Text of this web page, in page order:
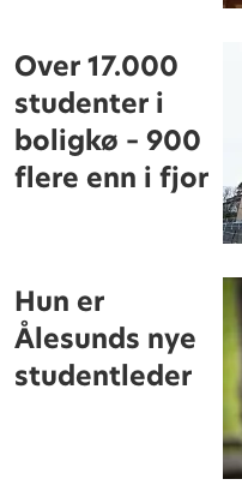
Over 17.000
studenter i
boligkø – 900
flere enn i fjor
Hun er
Ålesunds nye
studentleder